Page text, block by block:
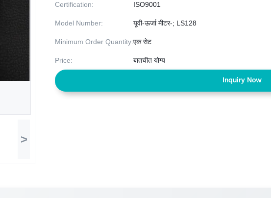
>
Certification: ISO9001
Model Number: यूवी-ऊर्जा मीटर-; LS128
Minimum Order Quantity:एक सेट
Price: बातचीत योग्य
Inquiry Now